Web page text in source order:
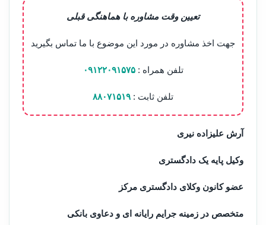
تعیین وقت مشاوره با هماهنگی قبلی
جهت اخذ مشاوره در مورد این موضوع با ما تماس بگیرید
تلفن همراه :۰۹۱۲۲۰۹۱۵۷۵
تلفن ثابت : ۸۸۰۷۱۵۱۹
آرش علیزاده نیری
وکیل پایه یک دادگستری
عضو کانون وکلای دادگستری مرکز
متخصص در زمینه جرایم رایانه ای و دعاوی بانکی